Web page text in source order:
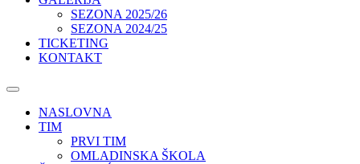
SEZONA 2025/26
SEZONA 2024/25
TICKETING
KONTAKT
NASLOVNA
TIM
PRVI TIM
OMLADINSKA ŠKOLA